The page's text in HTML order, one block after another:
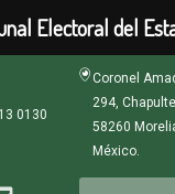
0130
Coronel
294,
58260
México.
Electoral del